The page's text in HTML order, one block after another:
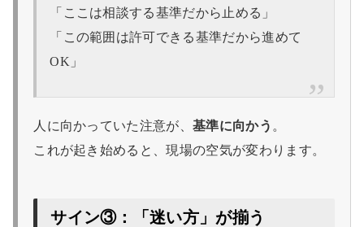
「ここは相談する基準だから止める」
「この範囲は許可できる基準だから進めて
OK」
人に向かっていた注意が、基準に向かう 。
これが起き始めると、現場の空気が変わります。
サイン③：「迷い方」が揃う